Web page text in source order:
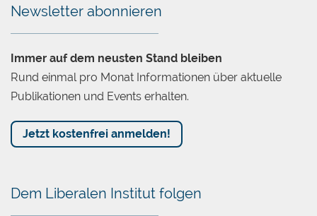
Newsletter abonnieren
Immer auf dem neusten Stand bleiben
Rund einmal pro Monat Informationen über aktuelle
Publikationen und Events erhalten.
Jetzt kostenfrei anmelden!
Dem Liberalen Institut folgen